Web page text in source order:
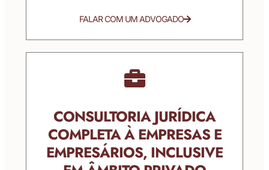
FALAR COM UM ADVOGADO
CONSULTORIA JURÍDICA
COMPLETA À EMPRESAS E
EMPRESÁRIOS, INCLUSIVE